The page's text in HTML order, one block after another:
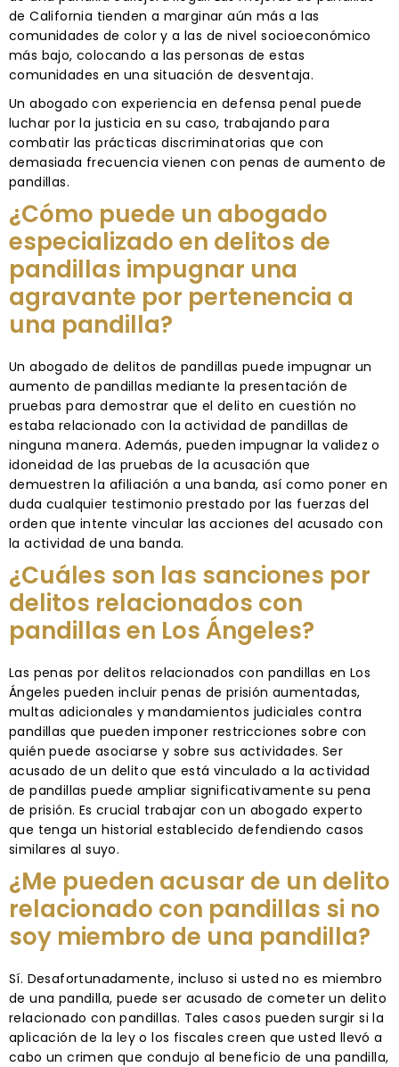
de California tienden a marginar aún más a las
comunidades de color y a las de nivel socioeconómico
más bajo, colocando a las personas de estas
comunidades en una situación de desventaja.
Un abogado con experiencia en defensa penal puede
luchar por la justicia en su caso, trabajando para
combatir las prácticas discriminatorias que con
demasiada frecuencia vienen con penas de aumento de
pandillas.
¿Cómo puede un abogado
especializado en delitos de
pandillas impugnar una
agravante por pertenencia a
una pandilla?
Un abogado de delitos de pandillas puede impugnar un
aumento de pandillas mediante la presentación de
pruebas para demostrar que el delito en cuestión no
estaba relacionado con la actividad de pandillas de
ninguna manera. Además, pueden impugnar la validez o
idoneidad de las pruebas de la acusación que
demuestren la afiliación a una banda, así como poner en
duda cualquier testimonio prestado por las fuerzas del
orden que intente vincular las acciones del acusado con
la actividad de una banda.
¿Cuáles son las sanciones por
delitos relacionados con
pandillas en Los Ángeles?
Las penas por delitos relacionados con pandillas en Los
Ángeles pueden incluir penas de prisión aumentadas,
multas adicionales y mandamientos judiciales contra
pandillas que pueden imponer restricciones sobre con
quién puede asociarse y sobre sus actividades. Ser
acusado de un delito que está vinculado a la actividad
de pandillas puede ampliar significativamente su pena
de prisión. Es crucial trabajar con un abogado experto
que tenga un historial establecido defendiendo casos
similares al suyo.
¿Me pueden acusar de un delito
relacionado con pandillas si no
soy miembro de una pandilla?
Sí. Desafortunadamente, incluso si usted no es miembro
de una pandilla, puede ser acusado de cometer un delito
relacionado con pandillas. Tales casos pueden surgir si la
aplicación de la ley o los fiscales creen que usted llevó a
cabo un crimen que condujo al beneficio de una pandilla,